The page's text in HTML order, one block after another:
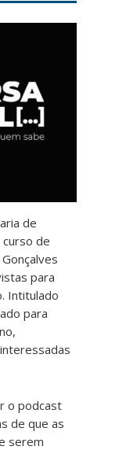
de
de
para
Intitulado
para
o podcast
de que as
serem